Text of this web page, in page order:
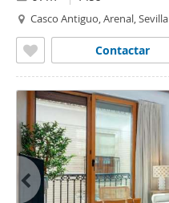
Casco Antiguo, Arenal, Sevilla
Contactar